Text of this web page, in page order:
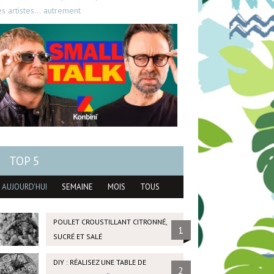
artistes… autrement
TOP 5
AUJOURD'HUI SEMAINE MOIS TOUS
POULET CROUSTILLANT CITRONNÉ,
SUCRÉ ET SALÉ
1
DIY : RÉALISEZ UNE TABLE DE
2